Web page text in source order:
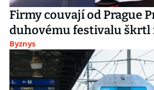
Firmy couvají od Prague
duhovému festivalu škrtl
Byznys